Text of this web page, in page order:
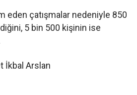
eden çatışmalar nedeniyle 850
5 bin 500 kişinin ise
İkbal Arslan